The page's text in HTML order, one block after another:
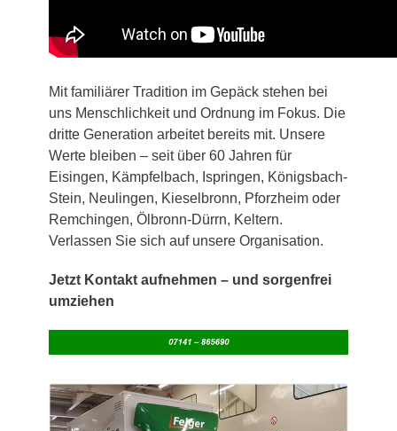
Mit familiärer Tradition im Gepäck stehen bei
uns Menschlichkeit und Ordnung im Fokus. Die
dritte Generation arbeitet bereits mit. Unsere
Werte bleiben – seit über 60 Jahren für
Eisingen, Kämpfelbach, Ispringen, Königsbach-
Stein, Neulingen, Kieselbronn, Pforzheim oder
Remchingen, Ölbronn-Dürrn, Keltern.
Verlassen Sie sich auf unsere Organisation.
Jetzt Kontakt aufnehmen – und sorgenfrei
umziehen